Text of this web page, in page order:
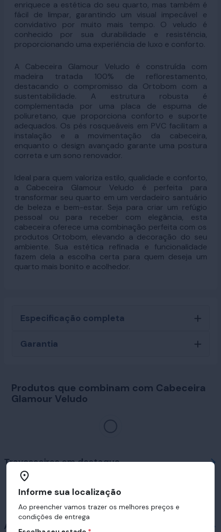
enriquece a estética do seu quarto, mas também é
fácil de limpar, garantindo um visual impecável e
convidativo por muito mais tempo. O veludo é
conhecido por sua durabilidade e resistência,
proporcionando uma experiência de luxo e conforto.
A Cabeceira Glamour Veludo é construída com
madeira tratada 100% de reflorestamento,
destacando o compromisso da Ortobom com a
sustentabilidade. A estrutura robusta é
complementada por uma placa de espuma de
poliuretano, que proporciona conforto e suporte
adequados. Os pés rosqueáveis em PVC facilitam a
instalação e a movimentação da cabeceira,
enquanto o design avançado garante uma postura
correta e um sono renovador.
Ideal para quem valoriza estilo, qualidade e conforto,
a Cabeceira Glamour Veludo é perfeita para
transformar seu quarto em um verdadeiro santuário
de beleza e bem-estar. Seja para criar um refúgio
pessoal ou para receber com elegância, esta
cabeceira oferece uma combinação perfeita com os
produtos Ortobom, elevando a decoração do seu
ambiente. Sua estética refinada e funcionalidade
fazem dela a escolha certa para quem deseja um
quarto mais bonito e acolhedor.
Especificação completa
Garantia
Produtos que combinam com Cabeceira
Glamour Veludo
Travesseiros em destaque
Acessórios
Informe sua localização
Ao preencher vamos trazer os melhores preços e
condições de entrega